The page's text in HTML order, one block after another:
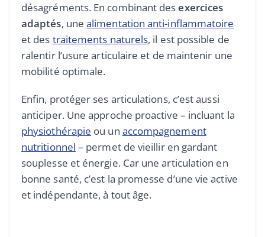
désagréments. En combinant des exercices
adaptés, unealimentation anti-inflammatoire
et des traitements naturels, il est possible de
ralentir l’usure articulaire et de maintenir une
mobilité optimale.
Enfin, protéger ses articulations, c’est aussi
anticiper. Une approche proactive – incluant la
physiothérapie ou un accompagnement
nutritionnel – permet de vieillir en gardant
souplesse et énergie. Car une articulation en
bonne santé, c’est la promesse d’une vie active
et indépendante, à tout âge.